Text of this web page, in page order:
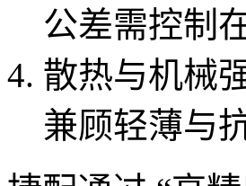
公差需控制
散热与机械
兼顾轻薄与